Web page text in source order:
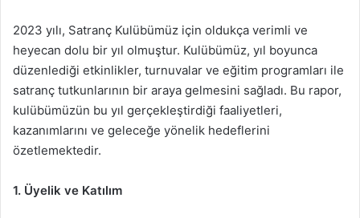
2023 yılı, Satranç Kulübümüz için oldukça verimli ve
heyecan dolu bir yıl olmuştur. Kulübümüz, yıl boyunca
düzenlediği etkinlikler, turnuvalar ve eğitim programları ile
satranç tutkunlarının bir araya gelmesini sağladı. Bu rapor,
kulübümüzün bu yıl gerçekleştirdiği faaliyetleri,
kazanımlarını ve geleceğe yönelik hedeflerini
özetlemektedir.
1. Üyelik ve Katılım